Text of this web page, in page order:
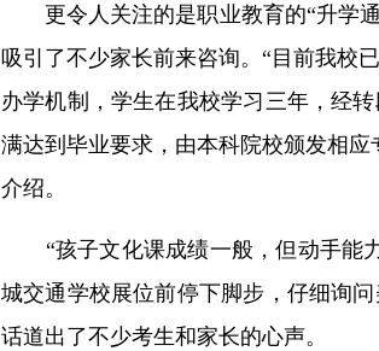
更令人关注的是职业教育的“升学通
吸引了不少家长前来咨询。“目前我校
办学机制，学生在我校学习三年，经
满达到毕业要求，由本科院校颁发相
介绍。
“孩子文化课成绩一般，但动手能
城交通学校展位前停下脚步，仔细询
话道出了不少考生和家长的心声。